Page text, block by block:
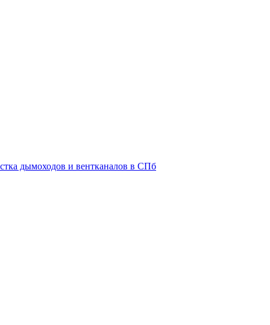
дымоходов и вентканалов в СПб